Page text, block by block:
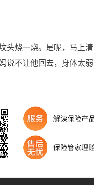
头烧一烧。是呢，马上
说不让他回去，身体太